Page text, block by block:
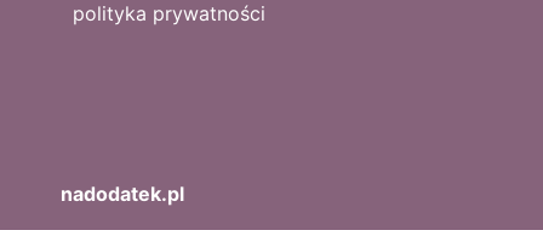
polityka prywatności
nadodatek.pl